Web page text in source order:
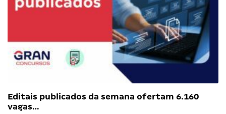
Editais publicados da semana ofertam 6.160
vagas…